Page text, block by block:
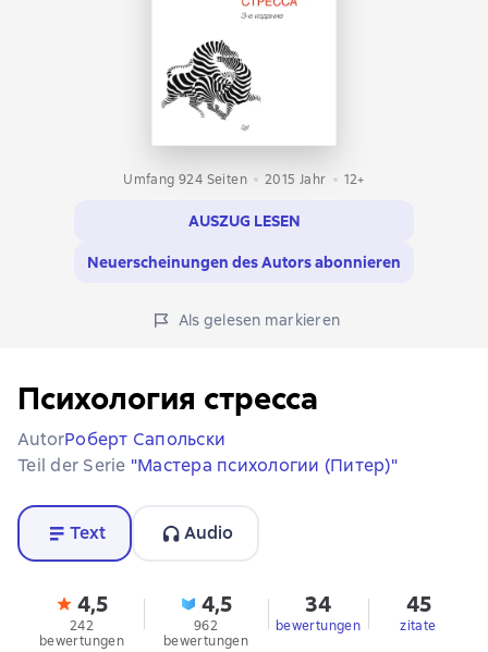
Umfang 924 Seiten 2015 Jahr 12+
AUSZUG LESEN
Neuerscheinungen des Autors abonnieren
Als gelesen markieren
Психология стресса
AutorРоберт Сапольски
Teil der Serie "Мастера психологии (Питер)"
Text Audio
4,5
242
bewertungen
4,5
962
bewertungen
34
bewertungen
45
zitate